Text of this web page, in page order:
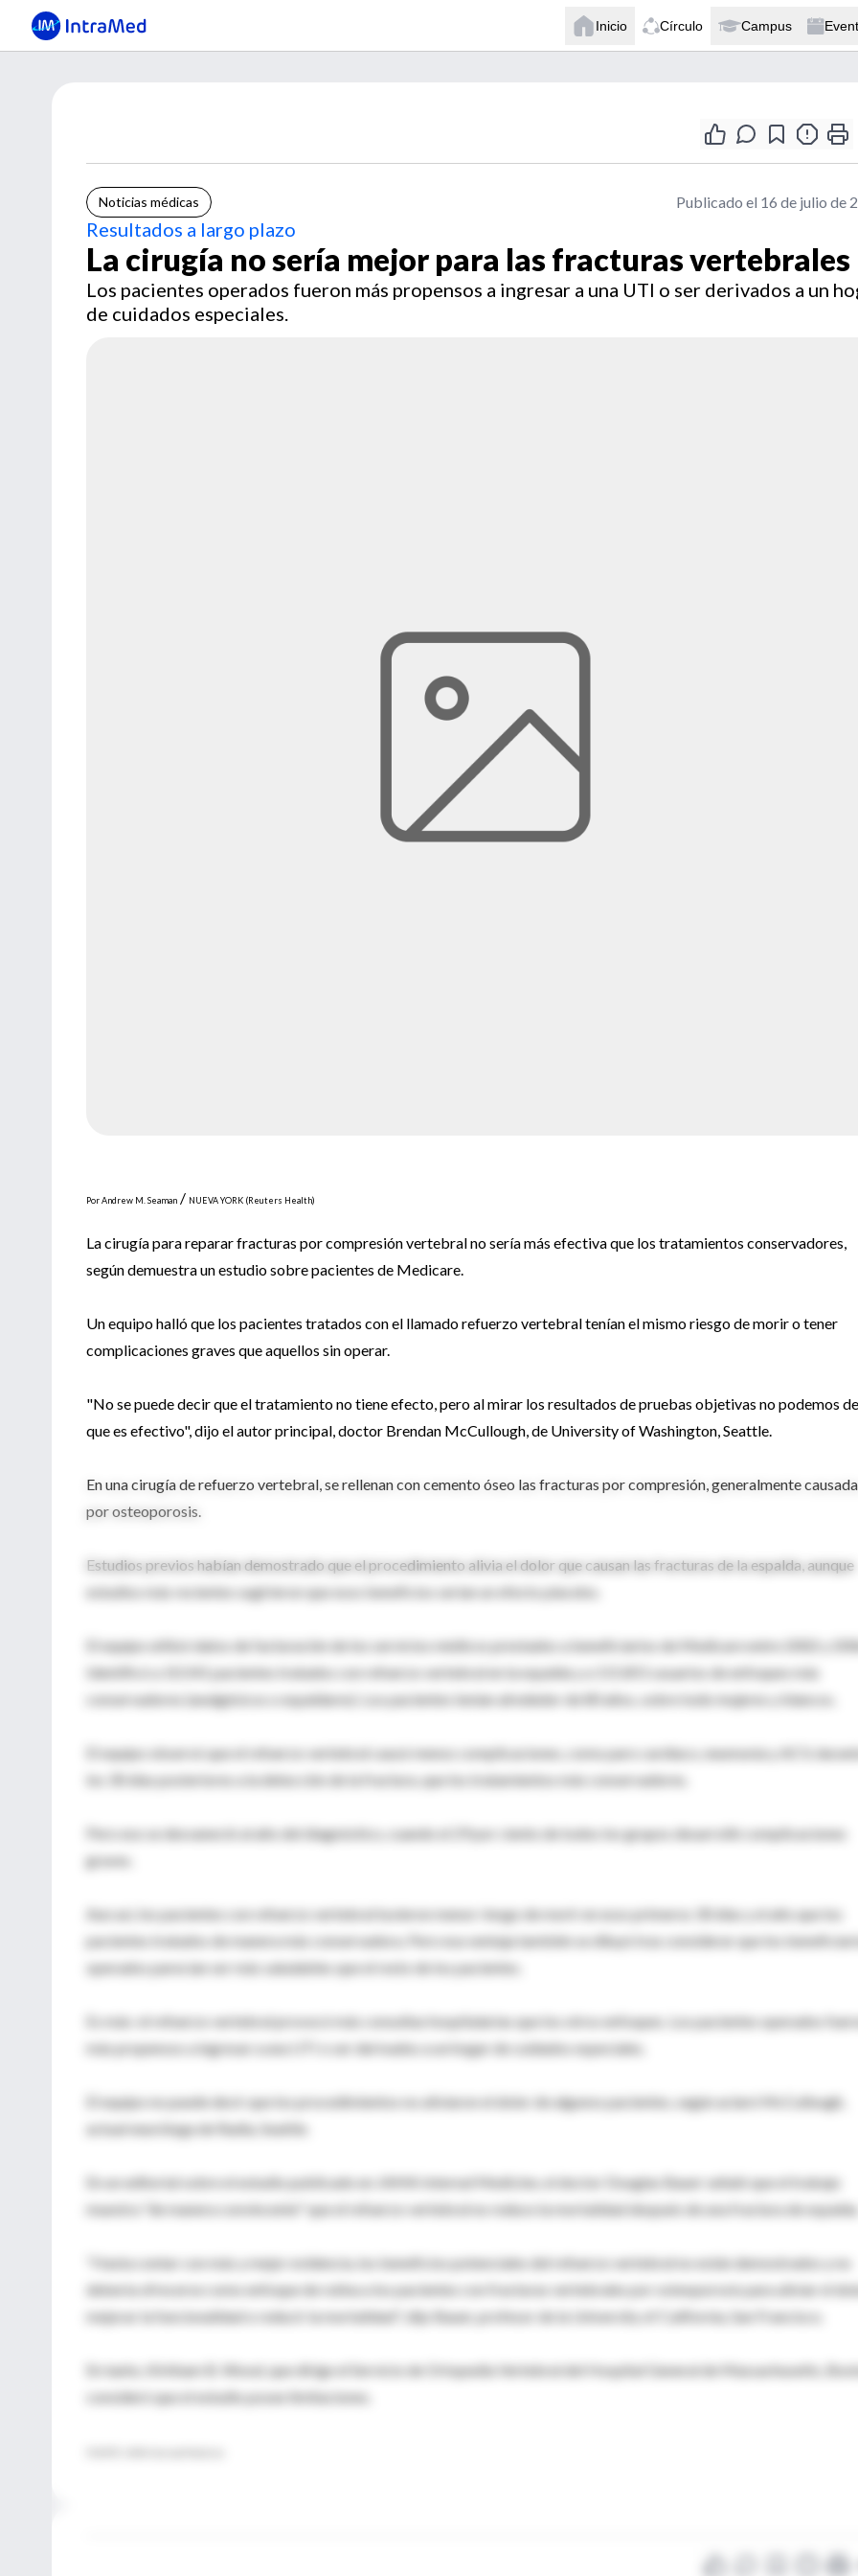
Inicio Círculo Campus
Noticias médicas Publicado el 16 de julio de
Resultados a largo plazo
La cirugía no sería mejor para las fracturas vertebrales
Los pacientes operados fueron más propensos a ingresar a una UTI o ser derivados a un
de cuidados especiales.
Por Andrew M. Seaman / NUEVA YORK (Reuters Health)
La cirugía para reparar fracturas por compresión vertebral no sería más efectiva que los tratamientos conservadores,
según demuestra un estudio sobre pacientes de Medicare.
Un equipo halló que los pacientes tratados con el llamado refuerzo vertebral tenían el mismo riesgo de morir o tener
complicaciones graves que aquellos sin operar.
"No se puede decir que el tratamiento no tiene efecto, pero al mirar los resultados de pruebas objetivas no podemos
que es efectivo", dijo el autor principal, doctor Brendan McCullough, de University of Washington, Seattle.
En una cirugía de refuerzo vertebral, se rellenan con cemento óseo las fracturas por compresión, generalmente
por osteoporosis.
Estudios previos habían demostrado que el procedimiento alivia el dolor que causan las fracturas de la espalda, aunque
estudios más recientes sugirieron que esos beneficios serían un efecto placebo.
El equipo utilizó datos de facturación de los servicios médicos prestados a beneficiarios de Medicare entre 2002 y
Identificó a 10.541 pacientes tratados con refuerzo vertebral en la espalda y a 115.851 usuarios de enfoques más
conservadores (analgésicos o espaldares). Los pacientes tenían alrededor de 80 años, sobre todo mujeres y blancos.
El equipo observó que el refuerzo vertebral causó menos complicaciones, como paro cardíaco, neumonía y ACV,
los 30 días posteriores a la detección de la fractura, que los tratamientos más conservadores.
Pero eso se desvaneció al año del diagnóstico, cuando el 29 por ciento de todos los grupos desarrolló complicaciones
graves.
Aun así, los pacientes con refuerzo vertebral tuvieron menor riesgo de morir en esos primeros 30 días y el año que los
pacientes tratados de manera más conservadora. Pero esa ventaja también se diluyó tras considerar que los
operados parecían ser más saludables que el resto de los pacientes.
Es más: el refuerzo vertebral provocó más consultas hospitalarias que los otros enfoques. Los pacientes operados
más propensos a ingresar a una UTI o ser derivados a un hogar de cuidados especiales.
El equipo no puede decir que los procedimientos no aliviaron el dolor de algunos pacientes, según aclaró McCullough,
actual neuróloga de Radia, Seattle.
En un editorial sobre el estudio publicado en JAMA Internal Medicine, el doctor Douglas Bauer señaló que el trabajo
muestra "de manera convincente" que el refuerzo vertebral no reduce la mortalidad después de una fractura de espalda.
"Hasta contar con más y mejor evidencia, los beneficios potenciales del refuerzo vertebral no están demostrados y no
debería ofrecerse como enfoque de rutina a los pacientes con fracturas vertebrales por osteoporosis para aliviar el
mejorar la funcionalidad o reducir la mortalidad", dijo Bauer, profesor de la University of California, San Francisco.
En tanto, Kirkham B. Wood, que dirige el Servicio de Ortopedia Vertebral del Hospital General de Massachusetts,
consideró que el estudio posee limitaciones.